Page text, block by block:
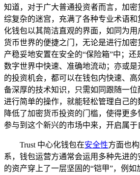
知道，对于广大普通投资者而言，加
综复杂的迷宫，充满了各种专业术语和
化钱包以其简洁直观的界面，如同为
货币世界的便捷之门，无论是进行加
产稳妥地安置在安全的“保险箱”中；
数字世界中快速、准确地流动；亦或
的投资机会，都可以在钱包内快速、
备深厚的技术知识，只需如同跟随一
进行简单的操作，就能轻松管理自己
降低了加密货币投资的门槛，使得更
参与到这个新兴的市场中来，开启属于
Trust 中心化钱包在安全性方面也
系，钱包运营方通常会运用多种先进
的资产穿上了一层坚固的“铠甲”，例